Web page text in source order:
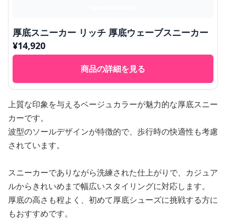
厚底スニーカー リッチ 厚底ウェーブスニーカー
¥14,920
商品の詳細を見る
上質な印象を与えるベージュカラーが魅力的な厚底スニー
カーです。
波型のソールデザインが特徴的で、歩行時の快適性も考慮
されています。
スニーカーでありながら洗練された仕上がりで、カジュア
ルからきれいめまで幅広いスタイリングに対応します。
厚底の高さも程よく、初めて厚底シューズに挑戦する方に
もおすすめです。